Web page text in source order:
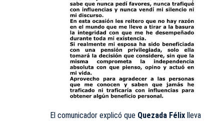
El comunicador explicó que Quezada Félix lleva